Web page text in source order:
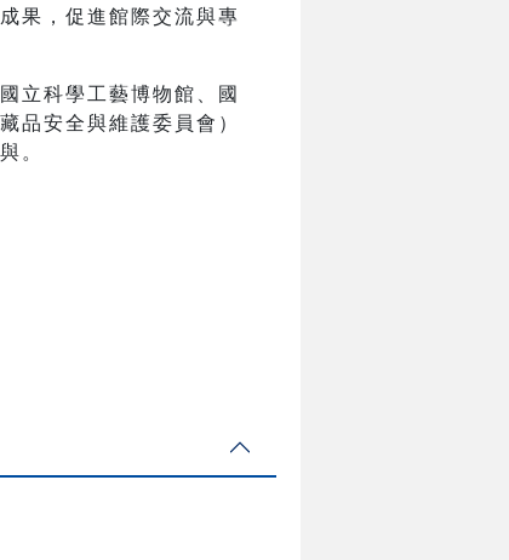
果，促進館際交流與專
立科學工藝博物館、國
品安全與維護委員會）
。